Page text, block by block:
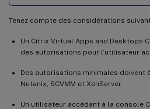
Tenez compte des considérations
Un Citrix Virtual Apps and Desktops
des autorisations pour l’utilisateur
Des autorisations minimales doivent
Nutanix, SCVMM et XenServer.
Un utilisateur accédant à la console